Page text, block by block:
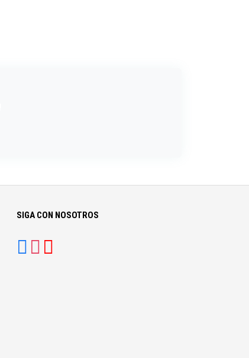
SIGA CON NOSOTROS